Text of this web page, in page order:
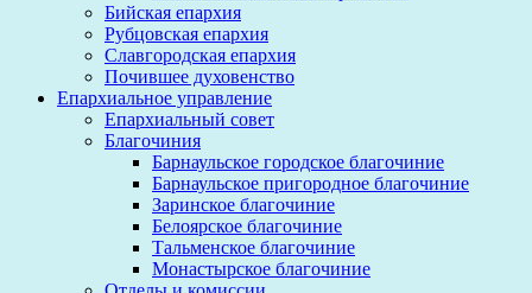
Бийская епархия
Рубцовская епархия
Славгородская епархия
Почившее духовенство
Епархиальное управление
Епархиальный совет
Благочиния
Барнаульское городское благочиние
Барнаульское пригородное благочиние
Заринское благочиние
Белоярское благочиние
Тальменское благочиние
Монастырское благочиние